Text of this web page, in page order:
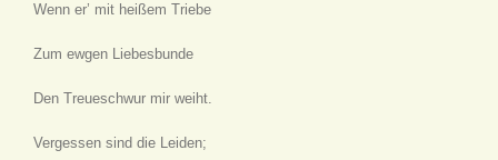
Wenn er’ mit heißem Triebe
Zum ewgen Liebesbunde
Den Treueschwur mir weiht.
Vergessen sind die Leiden;